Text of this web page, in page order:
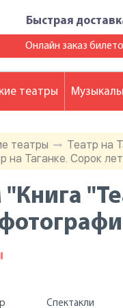
Быстрая
Онлайн заказ
театры
Театр на
на Таганке. Сорок
Спектакли
театры